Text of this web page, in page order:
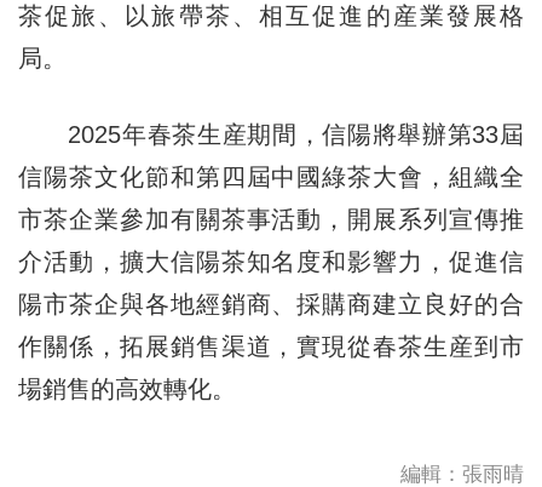
茶促旅、以旅帶茶、相互促進的産業發展格
局。
2025年春茶生産期間，信陽將舉辦第33屆
信陽茶文化節和第四屆中國綠茶大會，組織全
市茶企業參加有關茶事活動，開展系列宣傳推
介活動，擴大信陽茶知名度和影響力，促進信
陽市茶企與各地經銷商、採購商建立良好的合
作關係，拓展銷售渠道，實現從春茶生産到市
場銷售的高效轉化。
編輯：張雨晴